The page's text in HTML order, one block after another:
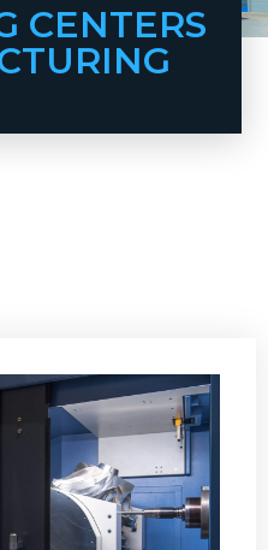
CENTERS